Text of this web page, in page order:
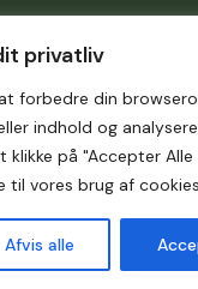
privatliv
forbedre din
indhold og
klikke på "Accepter Alle
til vores brug af
Afvis alle